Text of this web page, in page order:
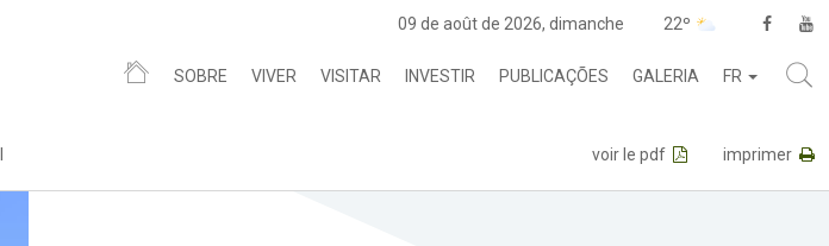
09 de août de 2026, dimanche 22º
SOBRE VIVER VISITAR INVESTIR PUBLICAÇÕES GALERIA FR
voir le pdf imprimer